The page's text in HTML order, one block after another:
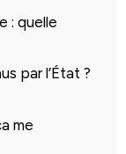
: quelle
par l’État ?
me